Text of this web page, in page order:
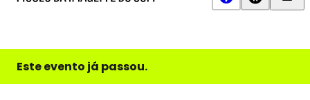
e
do
Este evento já passou.